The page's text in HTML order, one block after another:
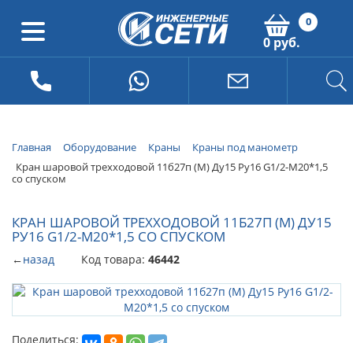
0
0 руб.
Главная Оборудование Краны
Краны под манометр
Кран шаровой трехходовой 11б27п (М) Ду15 Ру16 G1/2-М20*1,5
со спуском
КРАН ШАРОВОЙ ТРЕХХОДОВОЙ 11Б27П (М) ДУ15
РУ16 G1/2-М20*1,5 СО СПУСКОМ
←назад Код товара: 46442
Поделиться: